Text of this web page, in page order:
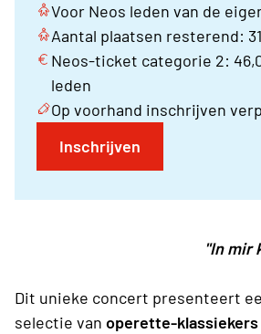
Voor Neos leden van de
Aantal plaatsen resterend:
Neos-ticket categorie 2:
leden
Op voorhand inschrijven
Inschrijven
"In mir klingt
Dit unieke concert presenteert
selectie van operette-klassiekers